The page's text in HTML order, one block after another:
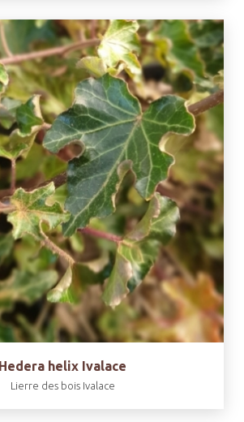
Hedera helix Ivalace
Lierre des bois Ivalace